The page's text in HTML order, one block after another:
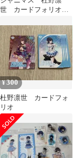
世 カードフォリオ
¥300
杜野凛世 カードフォ
リオ